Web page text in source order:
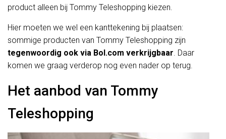
product alleen bij Tommy Teleshopping kiezen.
Hier moeten we wel een kanttekening bij plaatsen:
sommige producten van Tommy Teleshopping zijn
tegenwoordig ook via Bol.com verkrijgbaar. Daar
komen we graag verderop nog even nader op terug.
Het aanbod van Tommy
Teleshopping